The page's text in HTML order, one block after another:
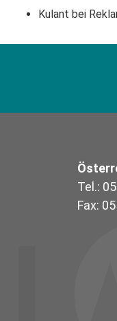
Kulant bei
Tel.:
Fax: